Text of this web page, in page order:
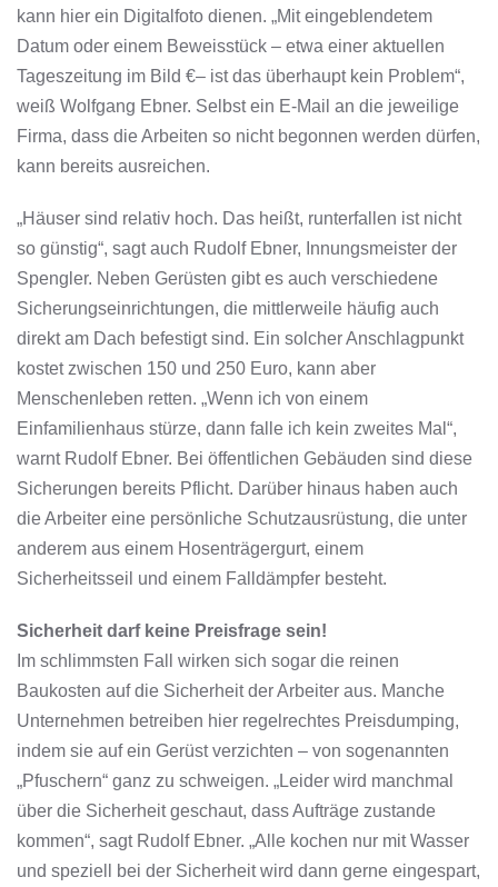
kann hier ein Digitalfoto dienen. „Mit eingeblendetem
Datum oder einem Beweisstück – etwa einer aktuellen
Tageszeitung im Bild €– ist das überhaupt kein Problem“,
weiß Wolfgang Ebner. Selbst ein E-Mail an die jeweilige
Firma, dass die Arbeiten so nicht begonnen werden dürfen,
kann bereits ausreichen.
„Häuser sind relativ hoch. Das heißt, runterfallen ist nicht
so günstig“, sagt auch Rudolf Ebner, Innungsmeister der
Spengler. Neben Gerüsten gibt es auch verschiedene
Sicherungseinrichtungen, die mittlerweile häufig auch
direkt am Dach befestigt sind. Ein solcher Anschlagpunkt
kostet zwischen 150 und 250 Euro, kann aber
Menschenleben retten. „Wenn ich von einem
Einfamilienhaus stürze, dann falle ich kein zweites Mal“,
warnt Rudolf Ebner. Bei öffentlichen Gebäuden sind diese
Sicherungen bereits Pflicht. Darüber hinaus haben auch
die Arbeiter eine persönliche Schutzausrüstung, die unter
anderem aus einem Hosenträgergurt, einem
Sicherheitsseil und einem Falldämpfer besteht.
Sicherheit darf keine Preisfrage sein!
Im schlimmsten Fall wirken sich sogar die reinen
Baukosten auf die Sicherheit der Arbeiter aus. Manche
Unternehmen betreiben hier regelrechtes Preisdumping,
indem sie auf ein Gerüst verzichten – von sogenannten
„Pfuschern“ ganz zu schweigen. „Leider wird manchmal
über die Sicherheit geschaut, dass Aufträge zustande
kommen“, sagt Rudolf Ebner. „Alle kochen nur mit Wasser
und speziell bei der Sicherheit wird dann gerne eingespart,